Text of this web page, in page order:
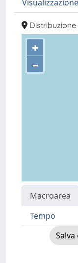
+
–
Macroarea
Tempo
Salva